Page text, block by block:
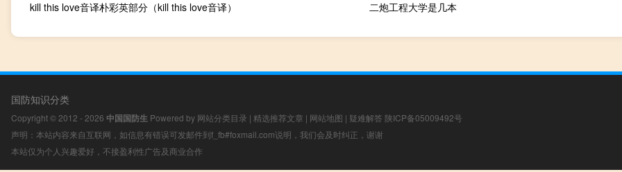
kill this love音译朴彩英部分（kill this love音译）
二炮工程大学是几本
国防知识分类
Copyright © 2012 - 2026 中国国防生 Powered by 网站分类目录 | 精选推荐文章 | 网站地图 | 疑难解答 陕ICP备05009492号
声明：本站内容来自互联网，如信息有错误可发邮件到f_fb#foxmail.com说明，我们会及时纠正，谢谢
本站仅为个人兴趣爱好，不接盈利性广告及商业合作